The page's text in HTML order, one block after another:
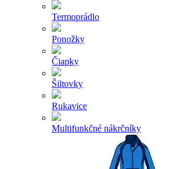
Termoprádlo
Ponožky
Čiapky
Šiltovky
Rukavice
Multifunkčné nákrčníky